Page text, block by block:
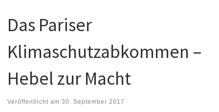
Das Pariser
Klimaschutzabkommen –
Hebel zur Macht
Veröffentlicht am 30. September 2017